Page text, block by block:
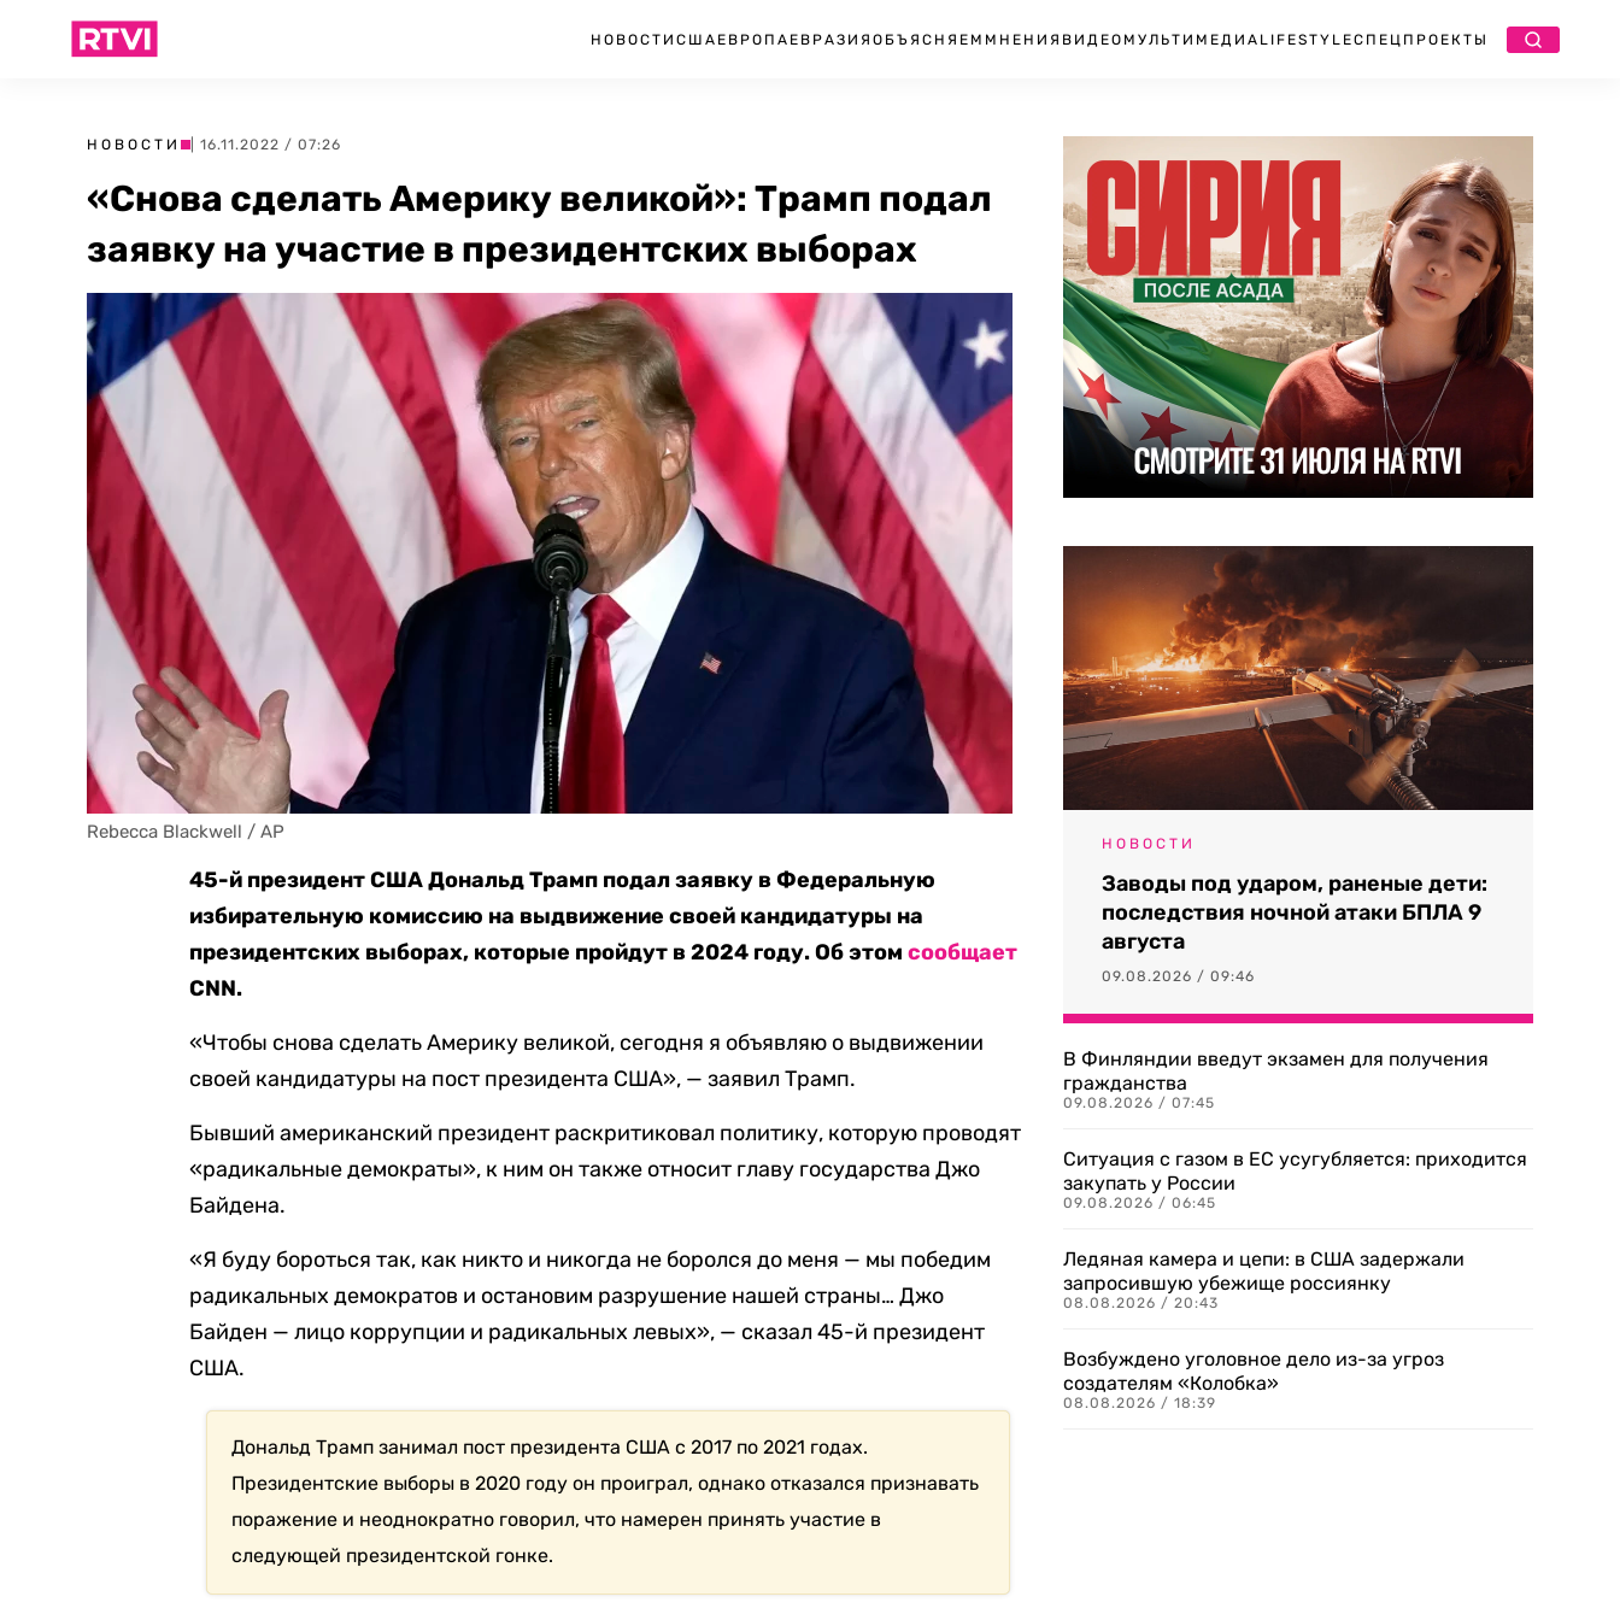
НОВОСТИ США ЕВРОПА ЕВРАЗИЯ ОБЪЯСНЯЕМ МНЕНИЯ ВИДЕО МУЛЬТИМЕДИА LIFESTYLEСПЕЦПРОЕКТЫ
НОВОСТИ | 16.11.2022 / 07:26
«Снова сделать Америку великой»: Трамп подал
заявку на участие в президентских выборах
Rebecca Blackwell / AP
45-й президент США Дональд Трамп подал заявку в Федеральную
избирательную комиссию на выдвижение своей кандидатуры на
президентских выборах, которые пройдут в 2024 году. Об этомсообщает
CNN.
«Чтобы снова сделать Америку великой, сегодня я объявляю о выдвижении
своей кандидатуры на пост президента США», — заявил Трамп.
Бывший американский президент раскритиковал политику, которую проводят
«радикальные демократы», к ним он также относит главу государства Джо
Байдена.
«Я буду бороться так, как никто и никогда не боролся до меня — мы победим
радикальных демократов и остановим разрушение нашей страны… Джо
Байден — лицо коррупции и радикальных левых», — сказал 45-й президент
США.
Дональд Трамп занимал пост президента США с 2017 по 2021 годах.
Президентские выборы в 2020 году он проиграл, однако отказался признавать
поражение и неоднократно говорил, что намерен принять участие в
следующей президентской гонке.
НОВОСТИ
Заводы под ударом, раненые дети:
последствия ночной атаки БПЛА 9
августа
09.08.2026 / 09:46
В Финляндии введут экзамен для получения
гражданства
09.08.2026 / 07:45
Ситуация с газом в ЕС усугубляется: приходится
закупать у России
09.08.2026 / 06:45
Ледяная камера и цепи: в США задержали
запросившую убежище россиянку
08.08.2026 / 20:43
Возбуждено уголовное дело из-за угроз
создателям «Колобка»
08.08.2026 / 18:39